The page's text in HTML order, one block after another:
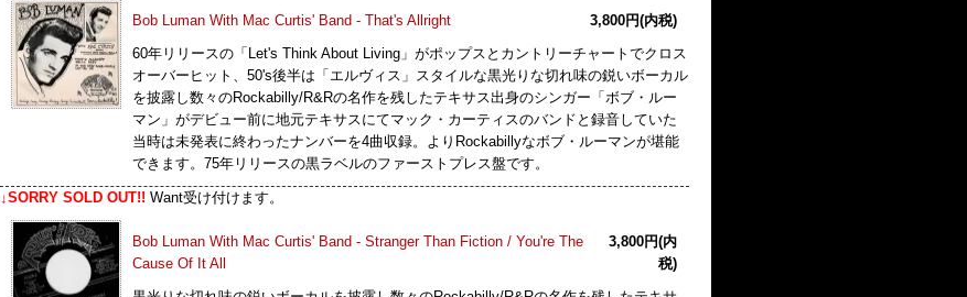
Bob Luman With Mac Curtis' Band - That's Allright
3,800円(内税)
60年リリースの「Let's Think About Living」がポップスとカントリーチャートでクロス
オーバーヒット、50's後半は「エルヴィス」スタイルな黒光りな切れ味の鋭いボーカル
を披露し数々のRockabilly/R&Rの名作を残したテキサス出身のシンガー「ボブ・ルー
マン」がデビュー前に地元テキサスにてマック・カーティスのバンドと録音していた
当時は未発表に終わったナンバーを4曲収録。よりRockabillyなボブ・ルーマンが堪能
できます。75年リリースの黒ラベルのファーストプレス盤です。
↓SORRY SOLD OUT!! Want受け付けます。
Bob Luman With Mac Curtis' Band - Stranger Than Fiction / You're The
Cause Of It All
3,800円(内
税)